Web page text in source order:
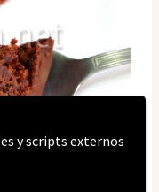
y scripts externos